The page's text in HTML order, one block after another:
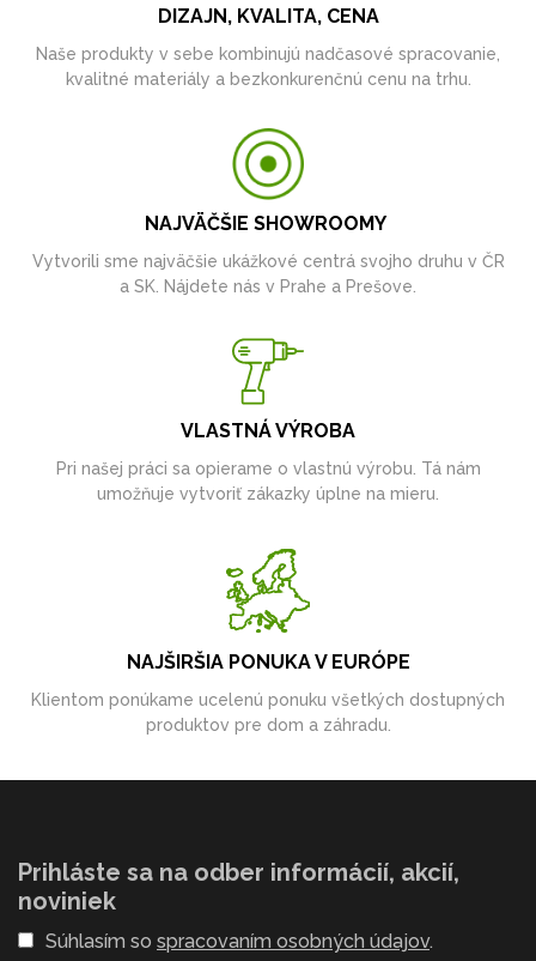
DIZAJN, KVALITA, CENA
Naše produkty v sebe kombinujú nadčasové spracovanie,
kvalitné materiály a bezkonkurenčnú cenu na trhu.
NAJVÄČŠIE SHOWROOMY
Vytvorili sme najväčšie ukážkové centrá svojho druhu v ČR
a SK. Nájdete nás v Prahe a Prešove.
VLASTNÁ VÝROBA
Pri našej práci sa opierame o vlastnú výrobu. Tá nám
umožňuje vytvoriť zákazky úplne na mieru.
NAJŠIRŠIA PONUKA V EURÓPE
Klientom ponúkame ucelenú ponuku všetkých dostupných
produktov pre dom a záhradu.
Prihláste sa na odber informácií, akcií,
noviniek
Súhlasím so spracovaním osobných údajov.